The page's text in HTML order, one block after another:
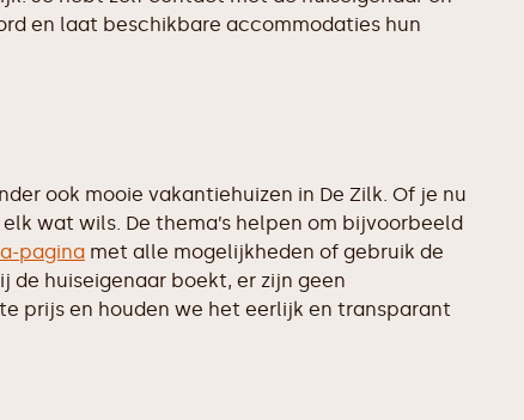
en laat beschikbare accommodaties hun
ook mooie vakantiehuizen in De Zilk. Of je nu
wat wils. De thema’s helpen om bijvoorbeeld
pagina met alle mogelijkheden of gebruik de
huiseigenaar boekt, er zijn geen
prijs en houden we het eerlijk en transparant